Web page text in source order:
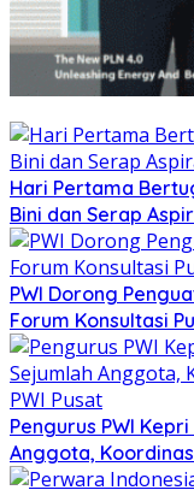
Hari Pertama
Bini dan Serap
PWI Dorong
Forum Konsultasi
Pengurus PWI
Anggota,